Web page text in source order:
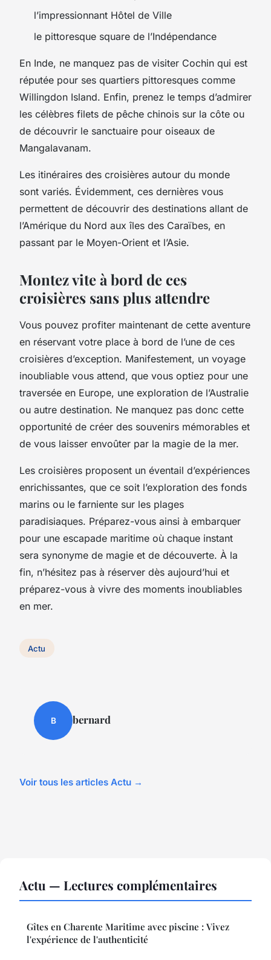
l’impressionnant Hôtel de Ville
le pittoresque square de l’Indépendance
En Inde, ne manquez pas de visiter Cochin qui est
réputée pour ses quartiers pittoresques comme
Willingdon Island. Enfin, prenez le temps d’admirer
les célèbres filets de pêche chinois sur la côte ou
de découvrir le sanctuaire pour oiseaux de
Mangalavanam.
Les itinéraires des croisières autour du monde
sont variés. Évidemment, ces dernières vous
permettent de découvrir des destinations allant de
l’Amérique du Nord aux îles des Caraïbes, en
passant par le Moyen-Orient et l’Asie.
Montez vite à bord de ces
croisières sans plus attendre
Vous pouvez profiter maintenant de cette aventure
en réservant votre place à bord de l’une de ces
croisières d’exception. Manifestement, un voyage
inoubliable vous attend, que vous optiez pour une
traversée en Europe, une exploration de l’Australie
ou autre destination. Ne manquez pas donc cette
opportunité de créer des souvenirs mémorables et
de vous laisser envoûter par la magie de la mer.
Les croisières proposent un éventail d’expériences
enrichissantes, que ce soit l’exploration des fonds
marins ou le farniente sur les plages
paradisiaques. Préparez-vous ainsi à embarquer
pour une escapade maritime où chaque instant
sera synonyme de magie et de découverte. À la
fin, n’hésitez pas à réserver dès aujourd’hui et
préparez-vous à vivre des moments inoubliables
en mer.
Actu
B bernard
Voir tous les articles Actu →
Actu — Lectures complémentaires
Gîtes en Charente Maritime avec piscine : Vivez
l'expérience de l'authenticité